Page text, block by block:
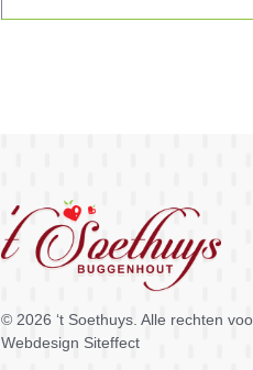
© 2026 ‘t Soethuys. Alle rechten
Webdesign Siteffect